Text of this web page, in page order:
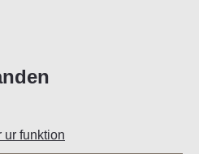
ur funktion